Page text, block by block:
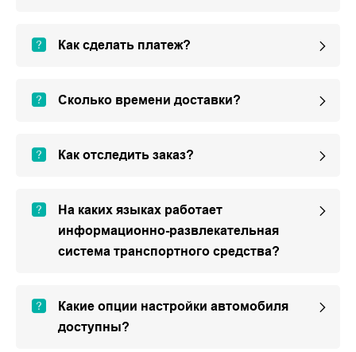
Как сделать платеж?
Сколько времени доставки?
Как отследить заказ?
На каких языках работает
информационно-развлекательная
система транспортного средства?
Какие опции настройки автомобиля
доступны?